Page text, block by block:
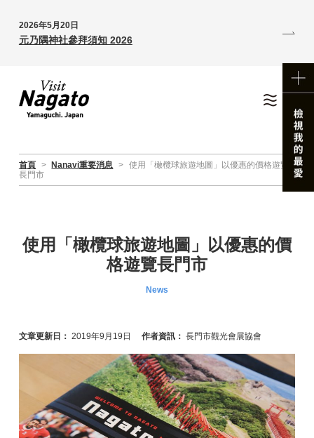
2026年5月20日
元乃隅神社參拜須知 2026
首頁 > Nanavi重要消息 > 使用「橄欖球旅遊地圖」以優惠的價格遊覽
長門市
使用「橄欖球旅遊地圖」以優惠的價
格遊覽長門市
News
文章更新日： 2019年9月19日 作者資訊： 長門市觀光會展協會